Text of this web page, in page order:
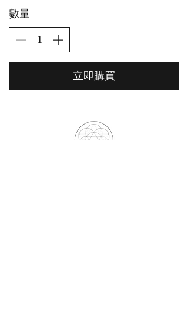
數量
立即購買